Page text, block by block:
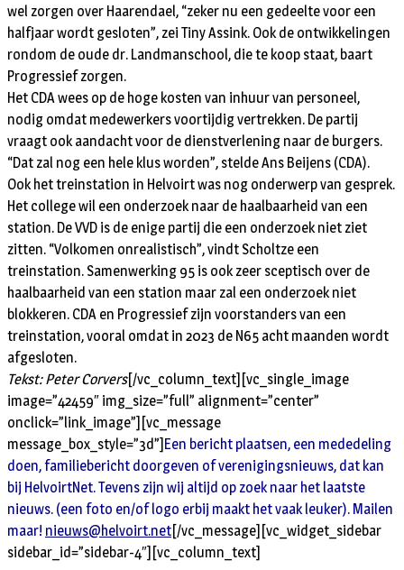
wel zorgen over Haarendael, “zeker nu een gedeelte voor een
halfjaar wordt gesloten”, zei Tiny Assink. Ook de ontwikkelingen
rondom de oude dr. Landmanschool, die te koop staat, baart
Progressief zorgen.
Het CDA wees op de hoge kosten van inhuur van personeel,
nodig omdat medewerkers voortijdig vertrekken. De partij
vraagt ook aandacht voor de dienstverlening naar de burgers.
“Dat zal nog een hele klus worden”, stelde Ans Beijens (CDA).
Ook het treinstation in Helvoirt was nog onderwerp van gesprek.
Het college wil een onderzoek naar de haalbaarheid van een
station. De VVD is de enige partij die een onderzoek niet ziet
zitten. “Volkomen onrealistisch”, vindt Scholtze een
treinstation. Samenwerking 95 is ook zeer sceptisch over de
haalbaarheid van een station maar zal een onderzoek niet
blokkeren. CDA en Progressief zijn voorstanders van een
treinstation, vooral omdat in 2023 de N65 acht maanden wordt
afgesloten.
Tekst: Peter Corvers[/vc_column_text][vc_single_image
image=”42459″ img_size=”full” alignment=”center”
onclick=”link_image”][vc_message
message_box_style=”3d”] Een bericht plaatsen, een mededeling
doen, familiebericht doorgeven of verenigingsnieuws, dat kan
bij HelvoirtNet. Tevens zijn wij altijd op zoek naar het laatste
nieuws. (een foto en/of logo erbij maakt het vaak leuker). Mailen
maar! nieuws@helvoirt.net[/vc_message][vc_widget_sidebar
sidebar_id=”sidebar-4″][vc_column_text]